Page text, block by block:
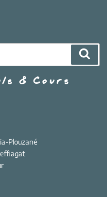
& Cours
Plouzané